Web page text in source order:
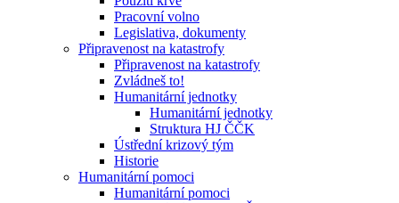
Pracovní volno
Legislativa, dokumenty
Připravenost na katastrofy
Připravenost na katastrofy
Zvládneš to!
Humanitární jednotky
Humanitární jednotky
Struktura HJ ČČK
Ústřední krizový tým
Historie
Humanitární pomoci
Humanitární pomoci